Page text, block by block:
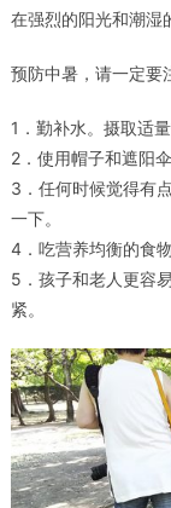
在强烈的阳光和潮湿
预防中暑，请一定要
1．勤补水。摄取适
2．使用帽子和遮阳
3．任何时候觉得有
一下。
4．吃营养均衡的食
5．孩子和老人更容
紧。